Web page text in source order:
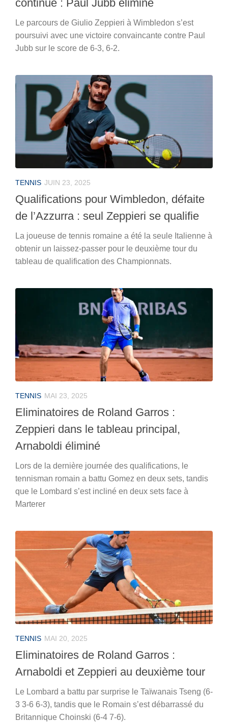
continue : Paul Jubb éliminé
Le parcours de Giulio Zeppieri à Wimbledon s’est
poursuivi avec une victoire convaincante contre Paul
Jubb sur le score de 6-3, 6-2.
TENNIS JUIN 23, 2025
Qualifications pour Wimbledon, défaite
de l’Azzurra : seul Zeppieri se qualifie
La joueuse de tennis romaine a été la seule Italienne à
obtenir un laissez-passer pour le deuxième tour du
tableau de qualification des Championnats.
TENNIS MAI 23, 2025
Eliminatoires de Roland Garros :
Zeppieri dans le tableau principal,
Arnaboldi éliminé
Lors de la dernière journée des qualifications, le
tennisman romain a battu Gomez en deux sets, tandis
que le Lombard s’est incliné en deux sets face à
Marterer
TENNIS MAI 20, 2025
Eliminatoires de Roland Garros :
Arnaboldi et Zeppieri au deuxième tour
Le Lombard a battu par surprise le Taïwanais Tseng (6-
3 3-6 6-3), tandis que le Romain s’est débarrassé du
Britannique Choinski (6-4 7-6).